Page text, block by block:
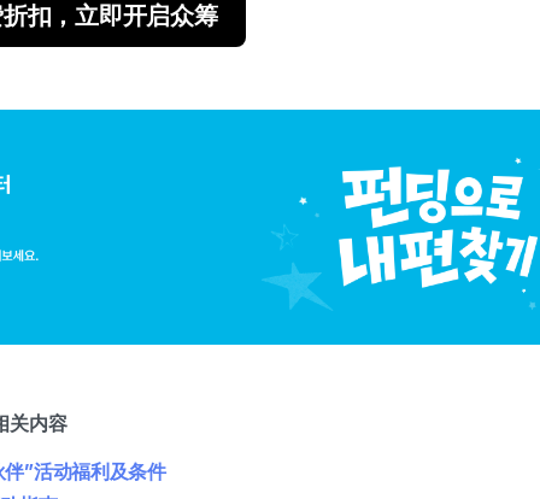
扣，立即开启众筹
关内容
”活动福利及条件